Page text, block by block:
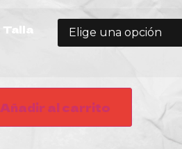
Talla
Añadir al carrito